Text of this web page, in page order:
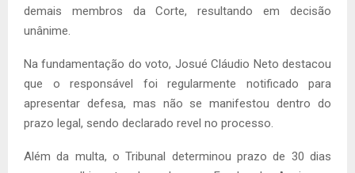
demais membros da Corte, resultando em decisão
unânime.
Na fundamentação do voto, Josué Cláudio Neto destacou
que o responsável foi regularmente notificado para
apresentar defesa, mas não se manifestou dentro do
prazo legal, sendo declarado revel no processo.
Além da multa, o Tribunal determinou prazo de 30 dias